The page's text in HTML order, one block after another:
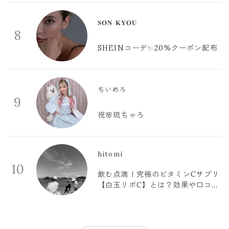
8
𝐒𝐎𝐍 𝐊𝐘𝐎𝐔
SHEINコーデ✨20%クーポン配布
9
ちいめろ
祝🌸琉ちゃろ
10
hitomi
飲む点滴！究極のビタミンCサプリ
【白玉リポC】とは？効果や口コミ